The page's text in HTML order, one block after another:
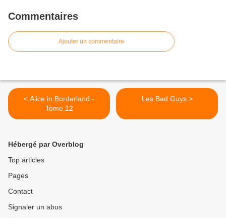
Commentaires
Ajouter un commentaire
< Alice in Borderland -
Tome 12
Les Bad Guys >
Hébergé par Overblog
Top articles
Pages
Contact
Signaler un abus